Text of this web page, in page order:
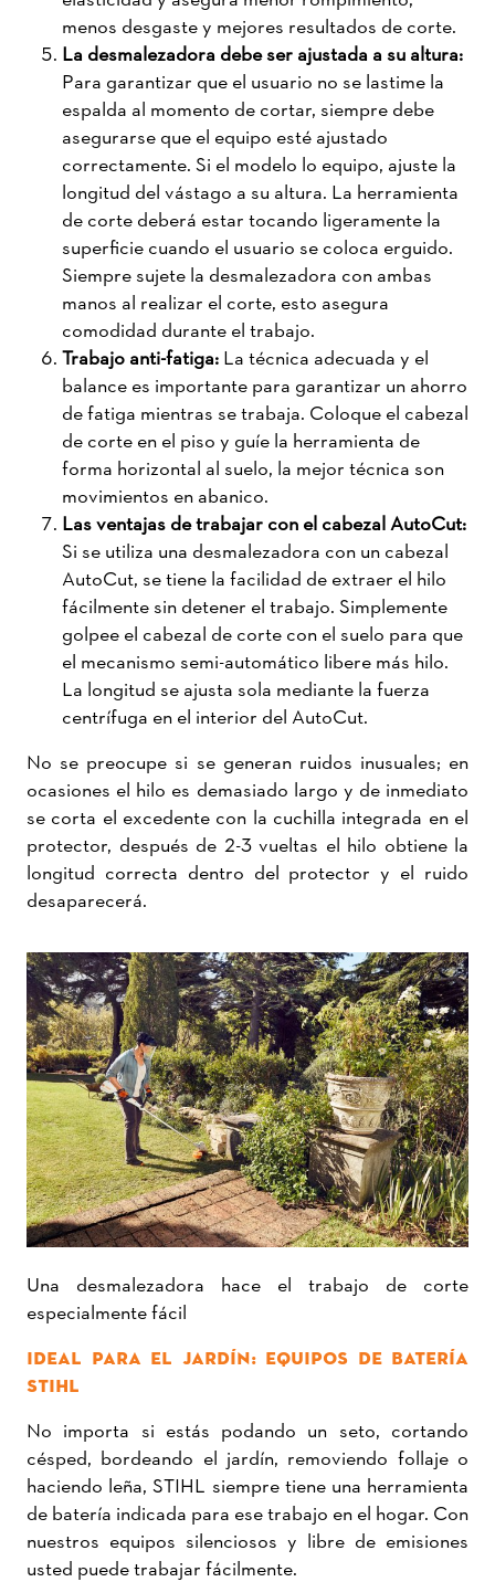
menos desgaste y mejores resultados de corte.
La desmalezadora debe ser ajustada a su altura:
Para garantizar que el usuario no se lastime la
espalda al momento de cortar, siempre debe
asegurarse que el equipo esté ajustado
correctamente. Si el modelo lo equipo, ajuste la
longitud del vástago a su altura. La herramienta
de corte deberá estar tocando ligeramente la
superficie cuando el usuario se coloca erguido.
Siempre sujete la desmalezadora con ambas
manos al realizar el corte, esto asegura
comodidad durante el trabajo.
Trabajo anti-fatiga: La técnica adecuada y el
balance es importante para garantizar un ahorro
de fatiga mientras se trabaja. Coloque el cabezal
de corte en el piso y guíe la herramienta de
forma horizontal al suelo, la mejor técnica son
movimientos en abanico.
Las ventajas de trabajar con el cabezal AutoCut:
Si se utiliza una desmalezadora con un cabezal
AutoCut, se tiene la facilidad de extraer el hilo
fácilmente sin detener el trabajo. Simplemente
golpee el cabezal de corte con el suelo para que
el mecanismo semi-automático libere más hilo.
La longitud se ajusta sola mediante la fuerza
centrífuga en el interior del AutoCut.
No se preocupe si se generan ruidos inusuales; en
ocasiones el hilo es demasiado largo y de inmediato
se corta el excedente con la cuchilla integrada en el
protector, después de 2-3 vueltas el hilo obtiene la
longitud correcta dentro del protector y el ruido
desaparecerá.
Una desmalezadora hace el trabajo de corte
especialmente fácil
IDEAL PARA EL JARDÍN: EQUIPOS DE BATERÍA
STIHL
No importa si estás podando un seto, cortando
césped, bordeando el jardín, removiendo follaje o
haciendo leña, STIHL siempre tiene una herramienta
de batería indicada para ese trabajo en el hogar. Con
nuestros equipos silenciosos y libre de emisiones
usted puede trabajar fácilmente.